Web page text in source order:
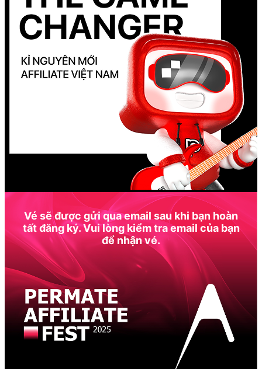
Vé sẽ được gửi qua email sau khi bạn hoàn
tất đăng ký. Vui lòng kiểm tra email của bạn
để nhận vé.